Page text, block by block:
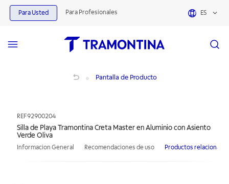
Para Usted Para Profesionales ES
Pantalla de Producto
REF92900204
Silla de Playa Tramontina Creta Master en Aluminio con Asiento
Verde Oliva
Informacion General Recomendaciones de uso Productos